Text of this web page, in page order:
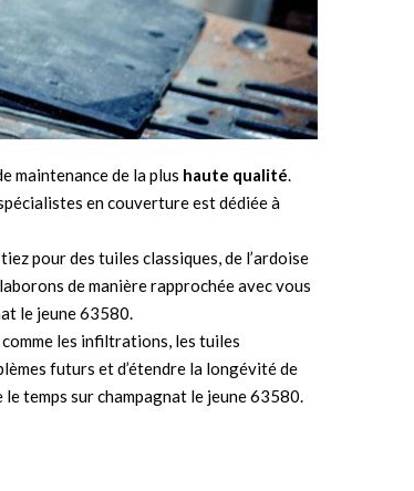
maintenance de la plus haute qualité
en couverture est dédiée à
pour des tuiles classiques, de l’ardoise
de manière rapprochée avec vous
le jeune 63580.
les infiltrations, les tuiles
futurs et d’étendre la longévité de
temps sur champagnat le jeune 63580.